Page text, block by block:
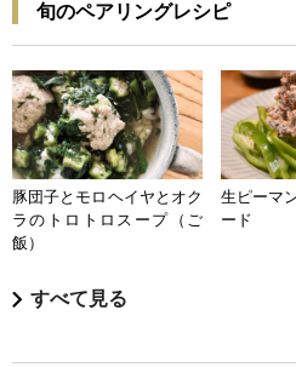
旬のペアリングレシピ
豚団子とモロヘイヤとオク
ラのトロトロスープ（ご
飯）
生ピーマ
ード
すべて見る